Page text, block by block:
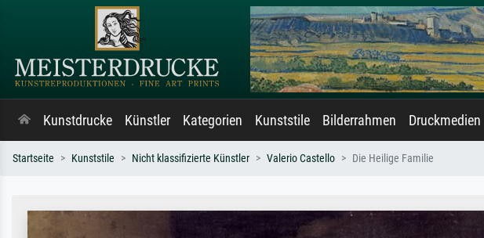
Kunstdrucke Künstler Kategorien Kunststile Bilderrahmen Druckmedien
Startseite Kunststile Nicht klassifizierte Künstler Valerio Castello Die Heilige Familie